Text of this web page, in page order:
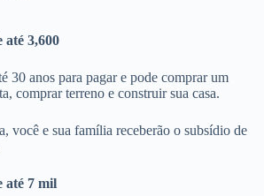
até 3,600
30 anos para pagar e pode comprar um
comprar terreno e construir sua casa.
você e sua família receberão o subsídio de
até 7 mil